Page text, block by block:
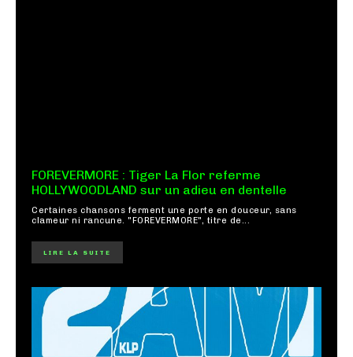
FOREVERMORE : Tiger La Flor referme
HOLLYWOODLAND sur un adieu en dentelle
Certaines chansons ferment une porte en douceur, sans
clameur ni rancune. "FOREVERMORE", titre de...
LIRE LA SUITE